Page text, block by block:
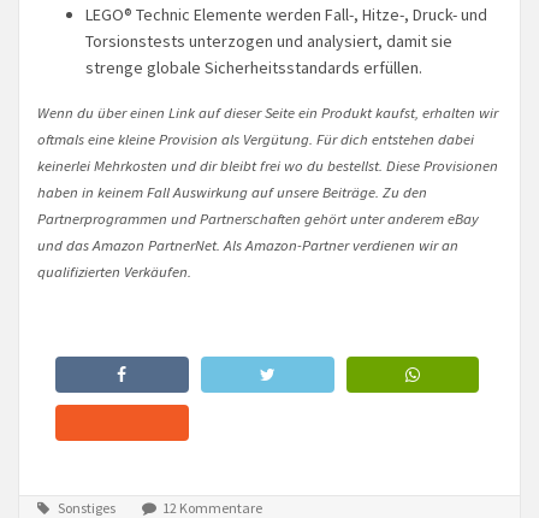
LEGO® Technic Elemente werden Fall-, Hitze-, Druck- und
Torsionstests unterzogen und analysiert, damit sie
strenge globale Sicherheitsstandards erfüllen.
Wenn du über einen Link auf dieser Seite ein Produkt kaufst, erhalten wir
oftmals eine kleine Provision als Vergütung. Für dich entstehen dabei
keinerlei Mehrkosten und dir bleibt frei wo du bestellst. Diese Provisionen
haben in keinem Fall Auswirkung auf unsere Beiträge. Zu den
Partnerprogrammen und Partnerschaften gehört unter anderem eBay
und das Amazon PartnerNet. Als Amazon-Partner verdienen wir an
qualifizierten Verkäufen.
Sonstiges 12 Kommentare